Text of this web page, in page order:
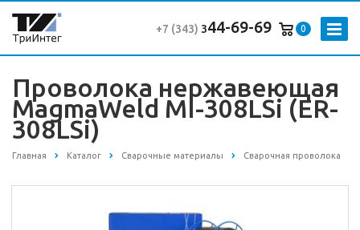
0
+7 (343) 344-69-69
Проволока нержавеющая
MagmaWeld MI-308LSi (ER-
308LSi)
Главная Каталог Сварочные материалы Сварочная проволока